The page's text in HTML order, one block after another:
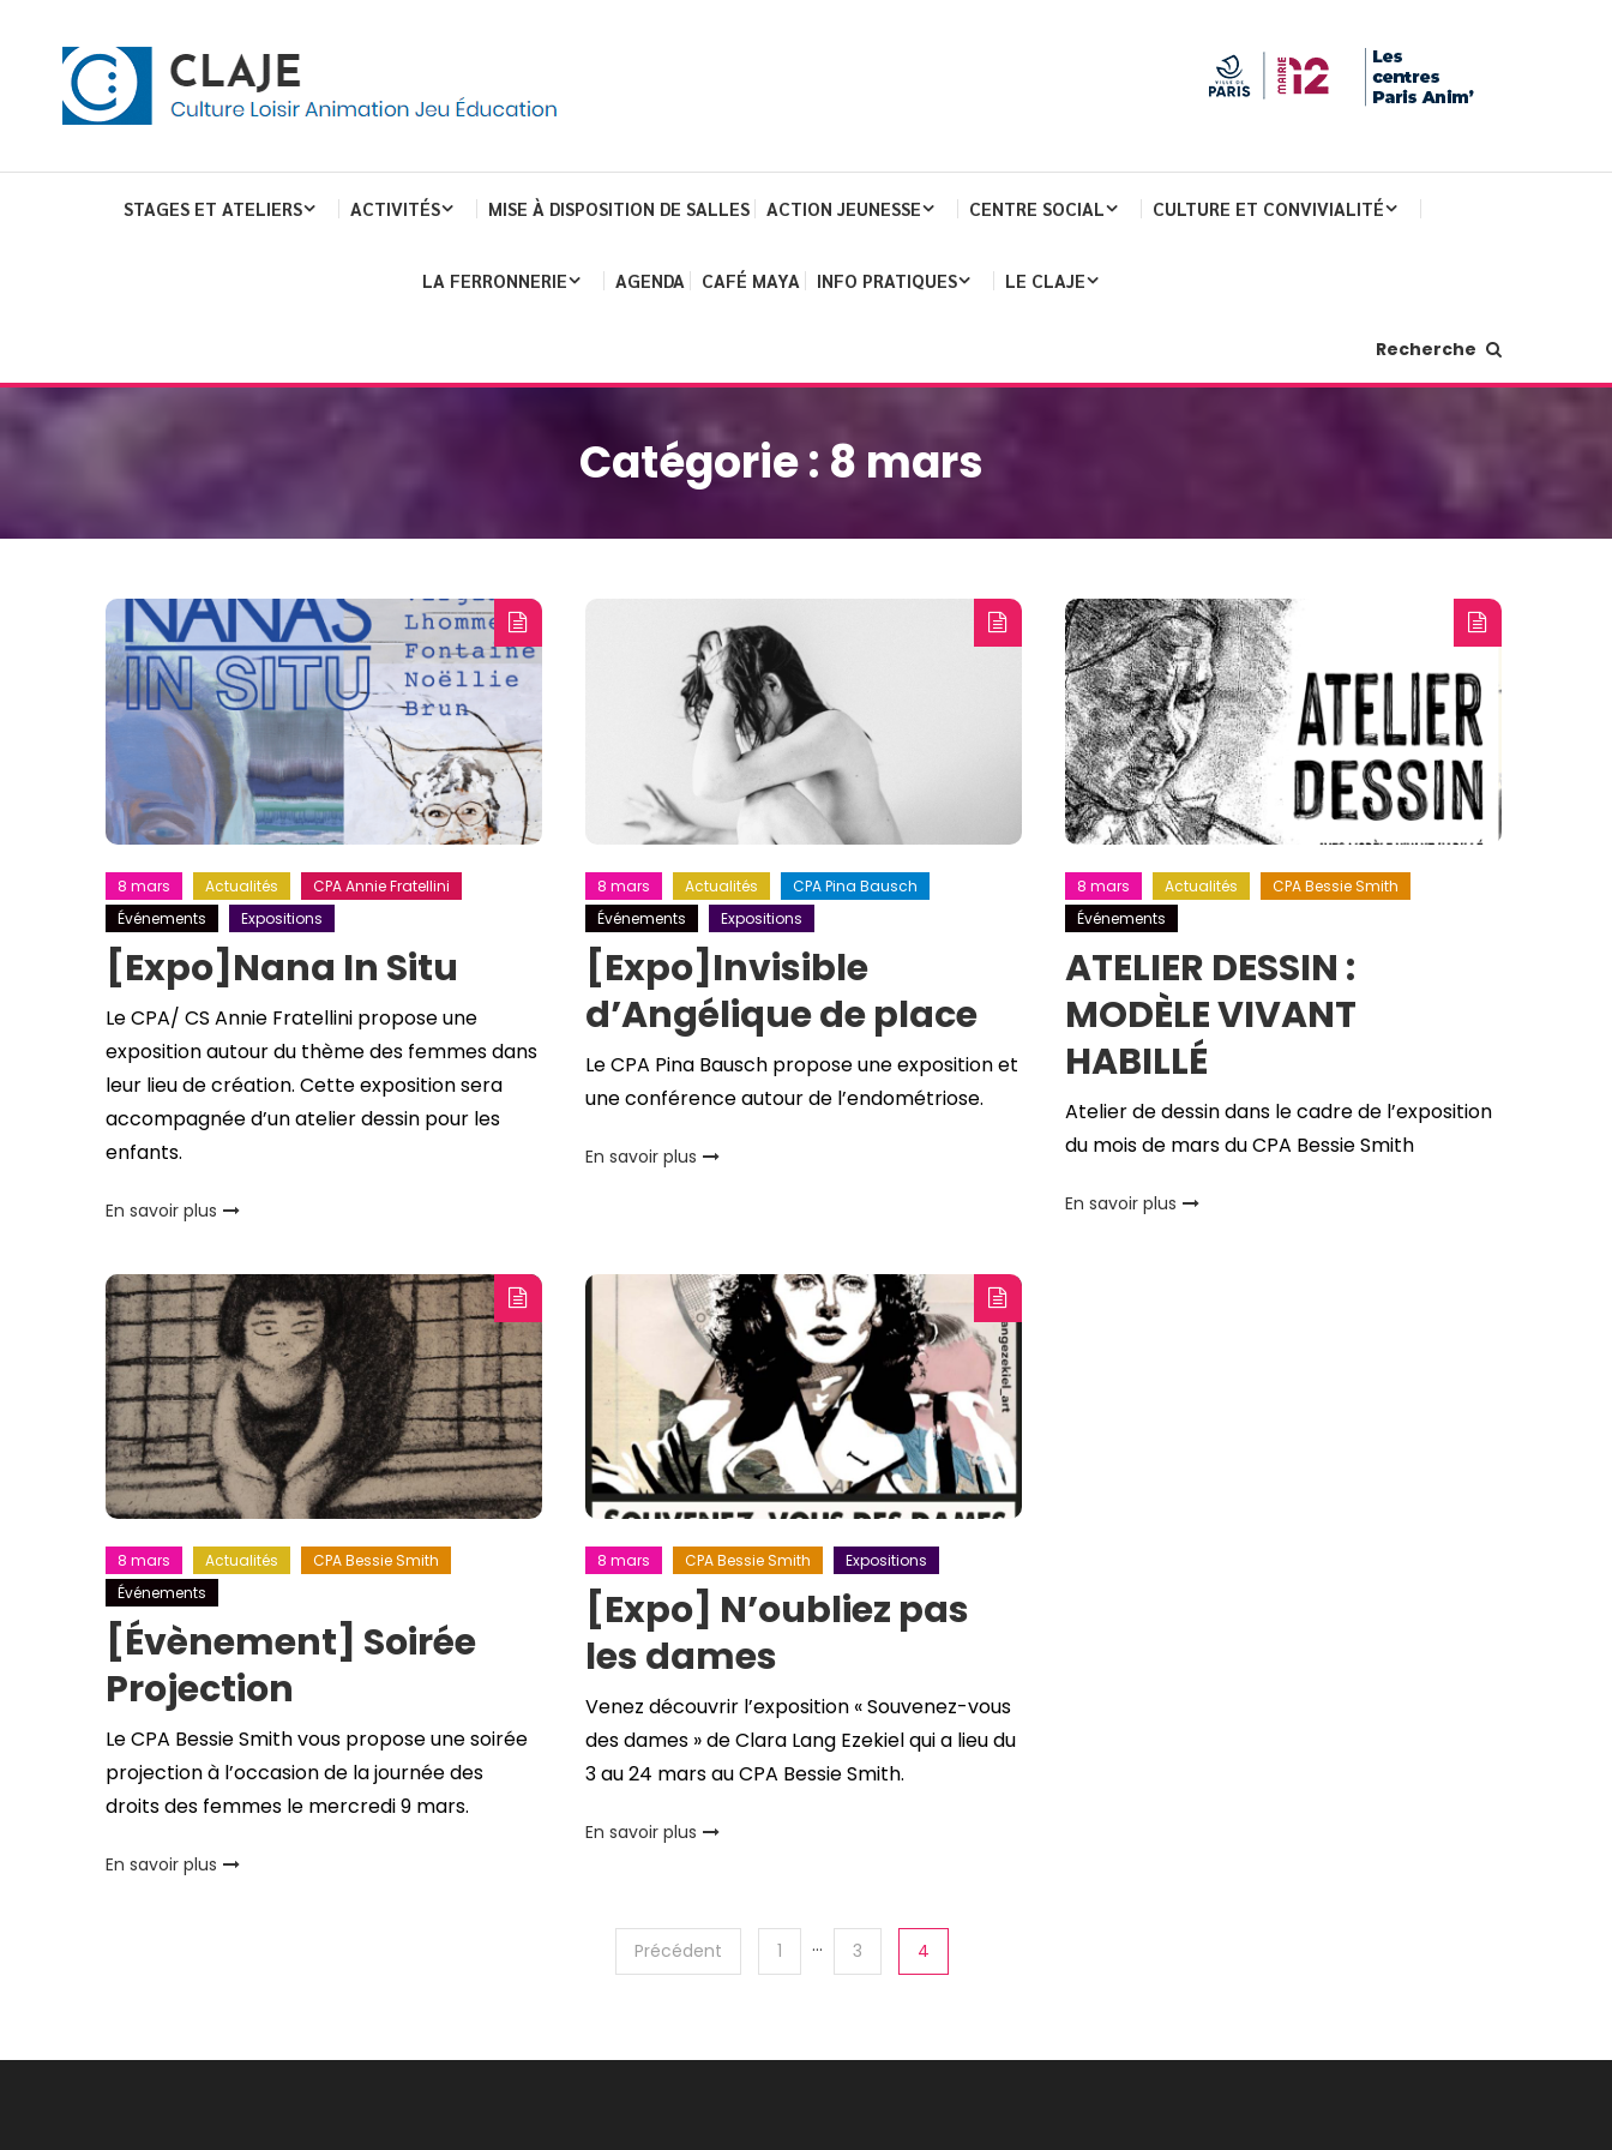
Claje
STAGES ET ATELIERS ACTIVITÉS MISE À DISPOSITION DE SALLES ACTION JEUNESSE CENTRE SOCIAL CULTURE ET CONVIVIALITÉ
LA FERRONNERIE AGENDA CAFÉ MAYA INFO PRATIQUES LE CLAJE
Recherche
Catégorie : 8 mars
8 mars Actualités
CPA Annie Fratellini
Événements
Expositions
[Expo]Nana In Situ
Le CPA/ CS Annie Fratellini propose une
exposition autour du thème des femmes dans
leur lieu de création. Cette exposition sera
accompagnée d’un atelier dessin pour les
enfants.
En savoir plus
8 mars Actualités
CPA Pina Bausch
Événements
Expositions
[Expo]Invisible
d’Angélique de place
Le CPA Pina Bausch propose une exposition et
une conférence autour de l’endométriose.
En savoir plus
8 mars Actualités
CPA Bessie Smith
Événements
ATELIER DESSIN :
MODÈLE VIVANT
HABILLÉ
Atelier de dessin dans le cadre de l’exposition
du mois de mars du CPA Bessie Smith
En savoir plus
8 mars Actualités
CPA Bessie Smith
Événements
[Évènement] Soirée
Projection
Le CPA Bessie Smith vous propose une soirée
projection à l’occasion de la journée des
droits des femmes le mercredi 9 mars.
En savoir plus
8 mars CPA Bessie Smith Expositions
[Expo] N’oubliez pas
les dames
Venez découvrir l’exposition « Souvenez-vous
des dames » de Clara Lang Ezekiel qui a lieu du
3 au 24 mars au CPA Bessie Smith.
En savoir plus
Précédent 1 … 3 4